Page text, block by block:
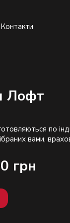
Контакти
Лофт
по
грн